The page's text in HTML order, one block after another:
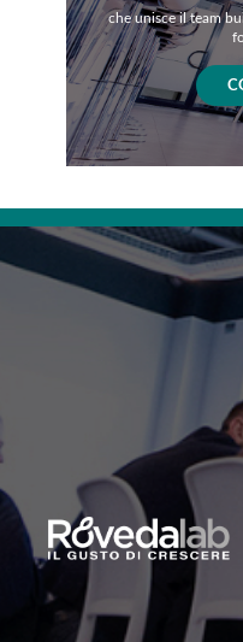
che unisce il team